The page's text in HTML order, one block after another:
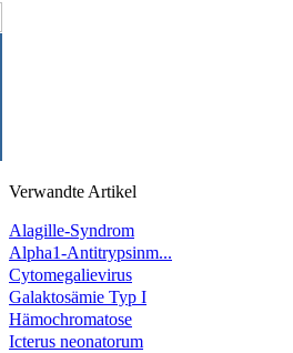
Verwandte Artikel
Alagille-Syndrom
Alpha1-Antitrypsinm...
Cytomegalievirus
Galaktosämie Typ I
Hämochromatose
Icterus neonatorum